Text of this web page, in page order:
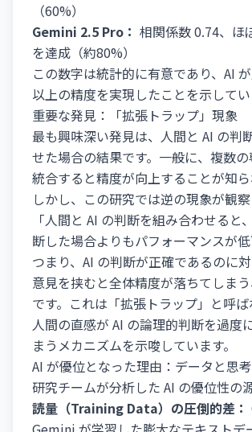
（60%）
Gemini 2.5 Pro： 相関係数 0.74、ほ
を達成（約80%）
この数字は統計的に有意であり、AI
以上の精度を実現したことを示してい
重要な発見：「拡張トラップ」現象
最も興味深い発見は、人間と AI の判
せた場合の結果です。一般に、複数
統合すると精度が向上することが知ら
しかし、この研究では逆の現象が観察
「人間と AI の判断を組み合わせると
断した場合よりもパフォーマンスが低
つまり、AI の判断が正確であるのに
意見を挟むと全体精度が落ちてしま
です。これは「拡張トラップ」と呼ば
人間の直感が AI の論理的判断を過度
まうメカニズムを示唆しています。
AI が優位となった理由：データと思
研究チームが分析した AI の優位性の
読量（Training Data）の圧倒的差：